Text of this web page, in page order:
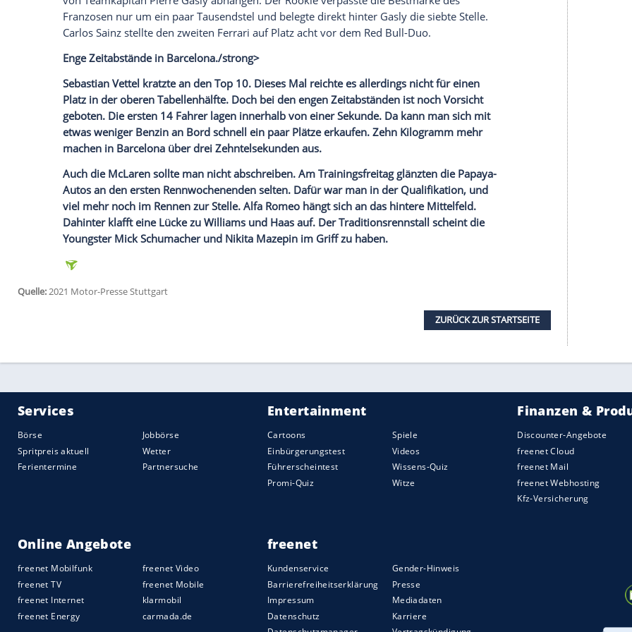
Runde müssen wir noch an Geschwindigkeit zulegen", fordertPerez. "Im Longrun sieht es
besser aus."
Alpine weiter im Aufwind
Ferrari überzeugte auch in der zweiten Übungseinheit.Charles Leclerc gelang eine starke
Runde, die ihn auf den dritten Platz brachte. Der Rückstand aufMercedes fiel äußerst
gering aus. Der Monegasse verlor auf den weichenReifennur 0,165 Sekunden. Auf eine
Runde warFerrarijedoch schon das ganze Jahr schnell. Problematisch ist hingegen das
Reifenmanagement. In dieser Beziehung muss sich der Rennstall der Herzen noch
verbessern.
Alpine rettete die Form von Portimao nachBarcelona. Offenbar zieht die kleine Korrektur
am Unterboden tatsächlich einen großen Effekt nach sich, und es lag nicht nur an der
Streckencharakteristik.
reihte sich mit einem Rückstand von 0,296 Sekunden
Fernando
Alonso. Der zweimalige Spanien-Sieger war ein halbes Zehntel langsamer als der
scheint dem AT02
deutlich besser entgegenzukommen. Dieses Mal ließ sich Yuki Tsunoda nicht wie zuletzt
von TeamkapitänPierre Gaslyabhängen. Der Rookie verpasste die Bestmarke des
Franzosen nur um ein paar Tausendstel und belegte direkt hinter
die siebte Stelle.
Enge Zeitabstände in ./strong>
Sebastian Vettel kratzte an den Top 10. Dieses Mal reichte es allerdings nicht für einen
etwas weniger Benzin an Bord schnell ein paar Plätze erkaufen. Zehn Kilogramm mehr
machen in
Barcelona über drei Zehntelsekunden aus.
Auch die
McLaren sollte man nicht abschreiben. Am Trainingsfreitag
Autos an den ersten Rennwochenenden selten. Dafür war man in der Qualifikation, und